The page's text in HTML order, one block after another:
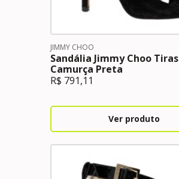
JIMMY CHOO
Sandália Jimmy Choo Tiras
Camurça Preta
R$ 791,11
Ver produto